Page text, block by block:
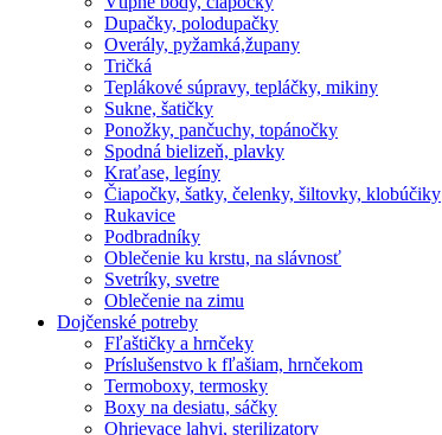
Dupačky, polodupačky
Overály, pyžamká,župany
Tričká
Teplákové súpravy, tepláčky, mikiny
Sukne, šatičky
Ponožky, pančuchy, topánočky
Spodná bielizeň, plavky
Kraťase, legíny
Čiapočky, šatky, čelenky, šiltovky, klobúčiky
Rukavice
Podbradníky
Oblečenie ku krstu, na slávnosť
Svetríky, svetre
Oblečenie na zimu
Dojčenské potreby
Fľaštičky a hrnčeky
Príslušenstvo k fľašiam, hrnčekom
Termoboxy, termosky
Boxy na desiatu, sáčky
Ohrievace lahvi, sterilizatory